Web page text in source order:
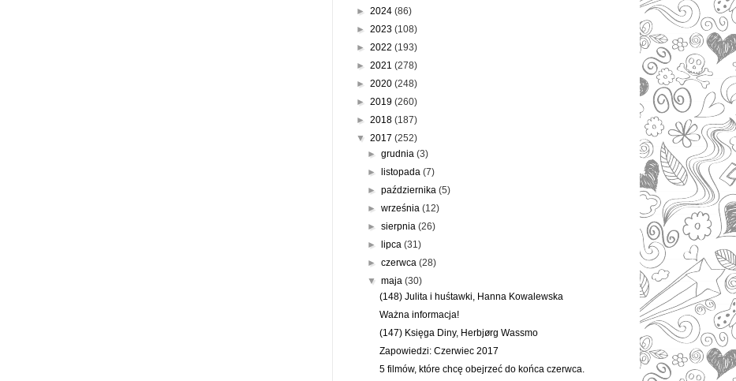
► 2024 (86)
► 2023 (108)
► 2022 (193)
► 2021 (278)
► 2020 (248)
► 2019 (260)
► 2018 (187)
▼ 2017 (252)
►grudnia(3)
►
listopada(7)
►października(5)
►września(12)
►sierpnia(26)
►
lipca(31)
►czerwca(28)
▼maja(30)
(148) Julita i huśtawki, Hanna Kowalewska
Ważna informacja!
(147) Księga Diny, Herbjørg Wassmo
Zapowiedzi: Czerwiec 2017
5 filmów, które chcę obejrzeć do końca czerwca.